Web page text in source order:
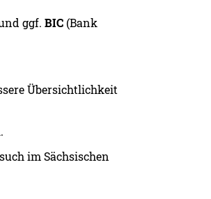
ggf. BIC(Bank
Übersichtlichkeit
im Sächsischen